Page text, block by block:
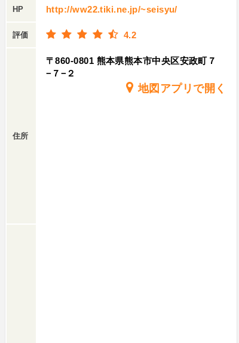
HP http://ww22.tiki.ne.jp/~seisyu/
評価 4.2
住所
〒860-0801 熊本県熊本市中央区安政町７
−７−２
地図アプリで開く